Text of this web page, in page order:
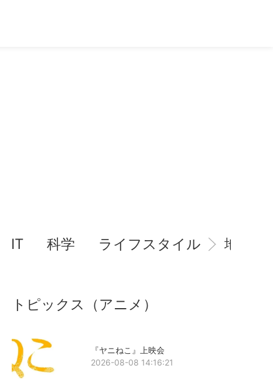
IT 科学 ライフスタイル 地域情
トピックス（アニメ）
『ヤニねこ』上映会
2026-08-08 14:16:21